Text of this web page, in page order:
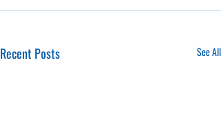
Recent Posts See All